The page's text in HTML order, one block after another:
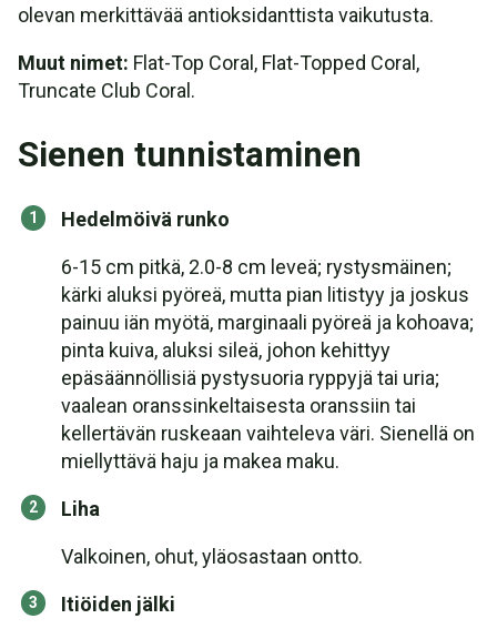
olevan merkittävää antioksidanttista vaikutusta.
Muut nimet: Flat-Top Coral, Flat-Topped Coral,
Truncate Club Coral.
Sienen tunnistaminen
Hedelmöivä runko
6-15 cm pitkä, 2.0-8 cm leveä; rystysmäinen;
kärki aluksi pyöreä, mutta pian litistyy ja joskus
painuu iän myötä, marginaali pyöreä ja kohoava;
pinta kuiva, aluksi sileä, johon kehittyy
epäsäännöllisiä pystysuoria ryppyjä tai uria;
vaalean oranssinkeltaisesta oranssiin tai
kellertävän ruskeaan vaihteleva väri. Sienellä on
miellyttävä haju ja makea maku.
Liha
Valkoinen, ohut, yläosastaan ontto.
Itiöiden jälki